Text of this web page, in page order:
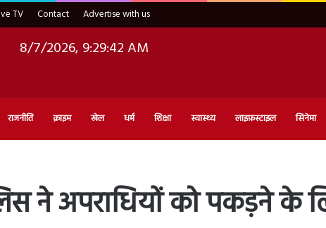
TV Contact Advertise with us
8/7/2026, 9:29:43 AM
राजनीति क्राइम खेल धर्म शिक्षा स्वास्थ्य लाइफ़स्टाइल सिनेमा
ने अपराधियों को पकड़ने के